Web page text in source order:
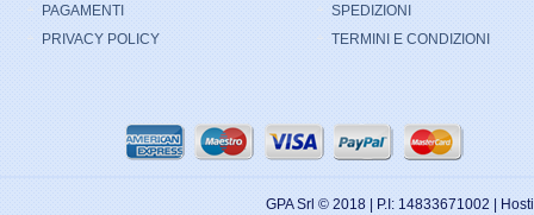
PAGAMENTI
PRIVACY POLICY
SPEDIZIONI
TERMINI E CONDIZIONI
GPA Srl © 2018 | P.I: 14833671002 |